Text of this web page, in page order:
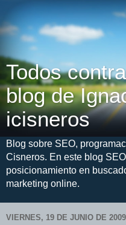
Todos
blog de
icisneros
Blog sobre SEO,
Cisneros. En este blog
posicionamiento en
marketing online.
VIERNES, 19 DE JUNIO DE 2009